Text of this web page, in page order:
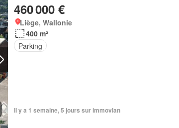
460 000 €
Liège, Wallonie
400 m²
Parking
Il y a 1 semaine, 5 jours sur immovlan